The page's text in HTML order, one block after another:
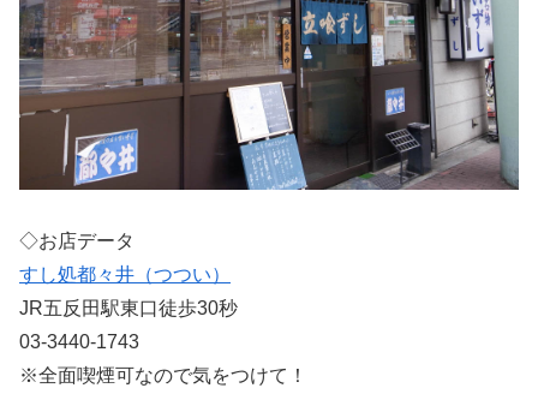
◇お店データ
すし処都々井（つつい）
JR五反田駅東口徒歩30秒
03-3440-1743
※全面喫煙可なので気をつけて！